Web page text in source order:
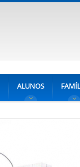
ALUNOS